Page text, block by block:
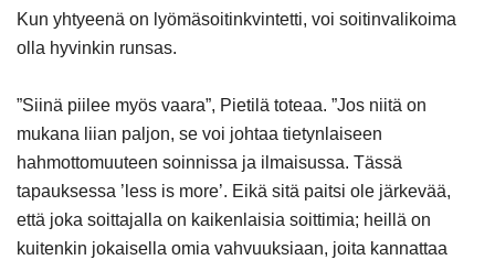
Kun yhtyeenä on lyömäsoitinkvintetti, voi soitinvalikoima
olla hyvinkin runsas.
”Siinä piilee myös vaara”, Pietilä toteaa. ”Jos niitä on
mukana liian paljon, se voi johtaa tietynlaiseen
hahmottomuuteen soinnissa ja ilmaisussa. Tässä
tapauksessa ’less is more’. Eikä sitä paitsi ole järkevää,
että joka soittajalla on kaikenlaisia soittimia; heillä on
kuitenkin jokaisella omia vahvuuksiaan, joita kannattaa